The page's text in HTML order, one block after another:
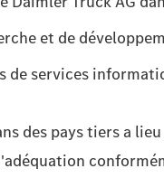
et de
services
des pays tiers a